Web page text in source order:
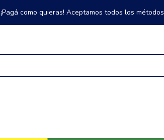
¡Pagá como quieras! Aceptamos todos los métodos